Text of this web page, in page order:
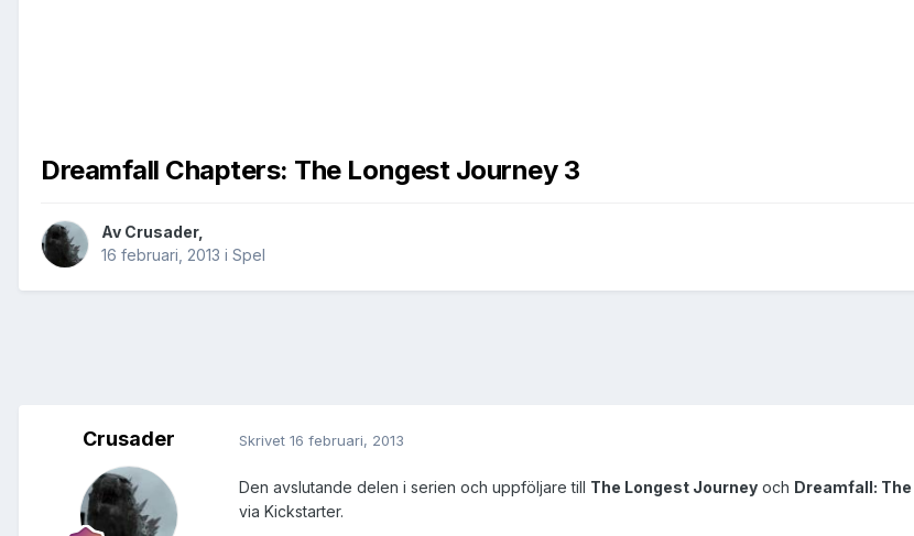
Dreamfall Chapters: The Longest Journey 3
Av Crusader,
16 februari, 2013 i Spel
Crusader Skrivet 16 februari, 2013
Den avslutande delen i serien och uppföljare till The Longest Journey och Dreamfall:
via Kickstarter.